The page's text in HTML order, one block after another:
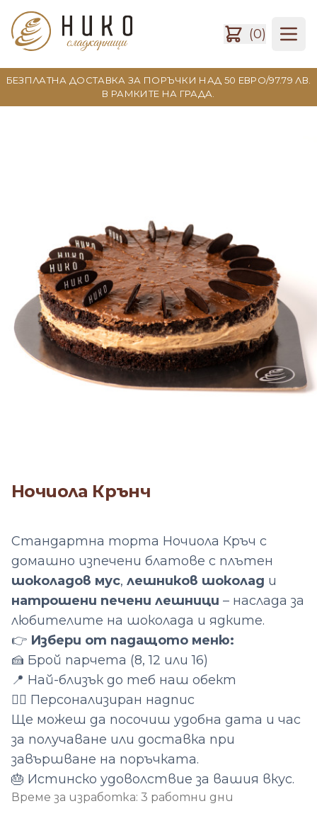
(0)
БЕЗПЛАТНА ДОСТАВКА ЗА ПОРЪЧКИ НАД 50 ЕВРО/97.79 ЛВ.
В РАМКИТЕ НА ГРАДА.
Ночиола Крънч
Описание
Стандартна торта Ночиола Кръч с
домашно изпечени блатове с плътен
шоколадов мус, лешников шоколад и
натрошени печени лешници – наслада за
любителите на шоколада и ядките.
👉 Избери от падащото меню:
🍰 Брой парчета (8, 12 или 16)
📍 Най-близък до теб наш обект
✍🏻 Персонализиран надпис
Ще можеш да посочиш удобна дата и час
за получаване или доставка при
завършване на поръчката.
🎂 Истинско удоволствие за вашия вкус.
Време за изработка: 3 работни дни